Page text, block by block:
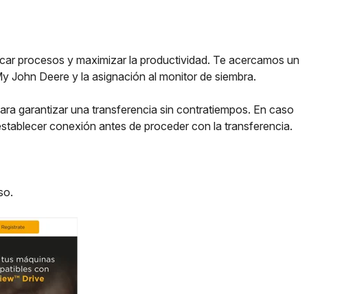
procesos y maximizar la productividad. Te acercamos un
John Deere y la asignación al monitor de siembra.
garantizar una transferencia sin contratiempos. En caso
conexión antes de proceder con la transferencia.